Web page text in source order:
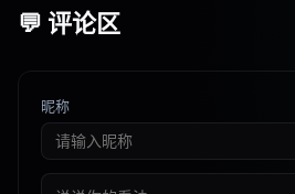
💬 评论区
昵称